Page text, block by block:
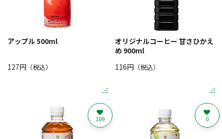
アップル 500ml
127円 （税込）
オリジナルコーヒー 甘さひかえ
め 900ml
116円（税込）
109 0